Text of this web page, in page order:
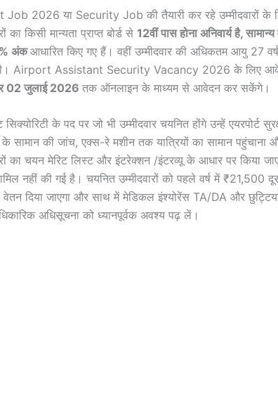
2026 या Security Job की तैयारी कर रहे उम्मीदवारों के
का किसी मान्यता प्राप्त बोर्ड से 12वीं पास होना अनिवार्य है,
अंकआधारित किए गए हैं। वहीं उम्मीदवार की अधिकतम आयु 27
Airport Assistant Security Vacancy 2026 के लिए
02 जुलाई 2026 तक ऑनलाइन के माध्यम से आवेदन कर सकेंगे।
के पद पर जो भी उम्मीदवार चयनित होंगे उन्हें एयरपोर्ट
के सामान की जांच, एक्स-रे मशीन तक यात्रियों का सामान पहुंचाना
का चयन मेरिट लिस्ट और इंटरेक्शन /इंटरव्यू के आधार पर किया
नहीं की गई है। चयनित उम्मीदवारों को पहले वर्ष में
वेतन दिया जाएगा और साथ में मेडिकल इंश्योरेंस TA/DA और
अधिसूचना को ध्यानपूर्वक अवश्य पढ़ लें।